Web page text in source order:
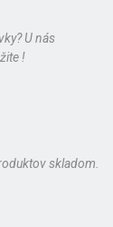
U nás
!
skladom.